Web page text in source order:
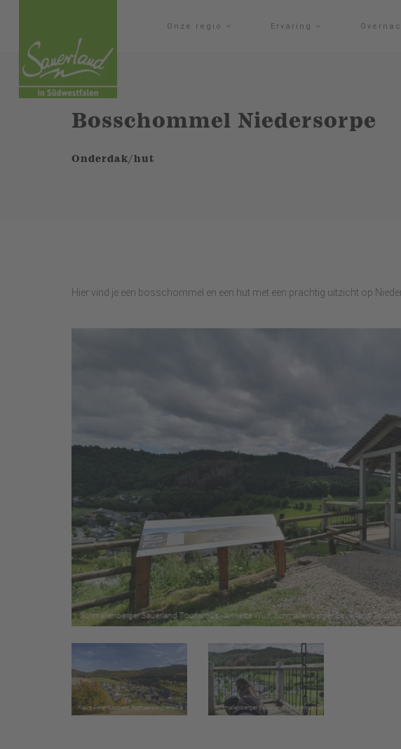
Onze regio Ervaring
Bosschommel Niedersorpe
Onderdak/hut
Hier vind je een bosschommel en een hut met een prachtig uitzicht op